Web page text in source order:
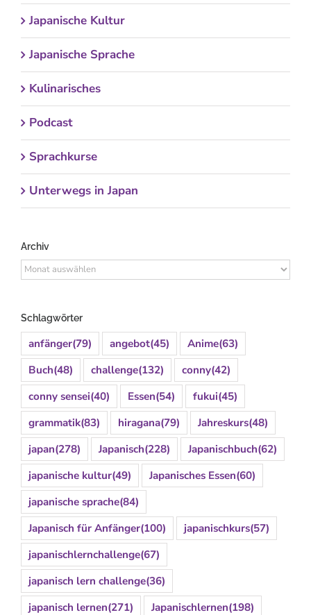
Japanische Kultur
Japanische Sprache
Kulinarisches
Podcast
Sprachkurse
Unterwegs in Japan
Archiv
Archiv
Schlagwörter
anfänger(79) angebot(45) Anime(63)
Buch(48) challenge(132) conny(42)
conny sensei(40) Essen(54) fukui(45)
grammatik(83) hiragana(79) Jahreskurs(48)
japan(278) Japanisch(228) Japanischbuch(62)
japanische kultur(49) Japanisches Essen(60)
japanische sprache(84)
Japanisch für Anfänger(100) japanischkurs(57)
japanischlernchallenge(67)
japanisch lern challenge(36)
japanisch lernen(271) Japanischlernen(198)